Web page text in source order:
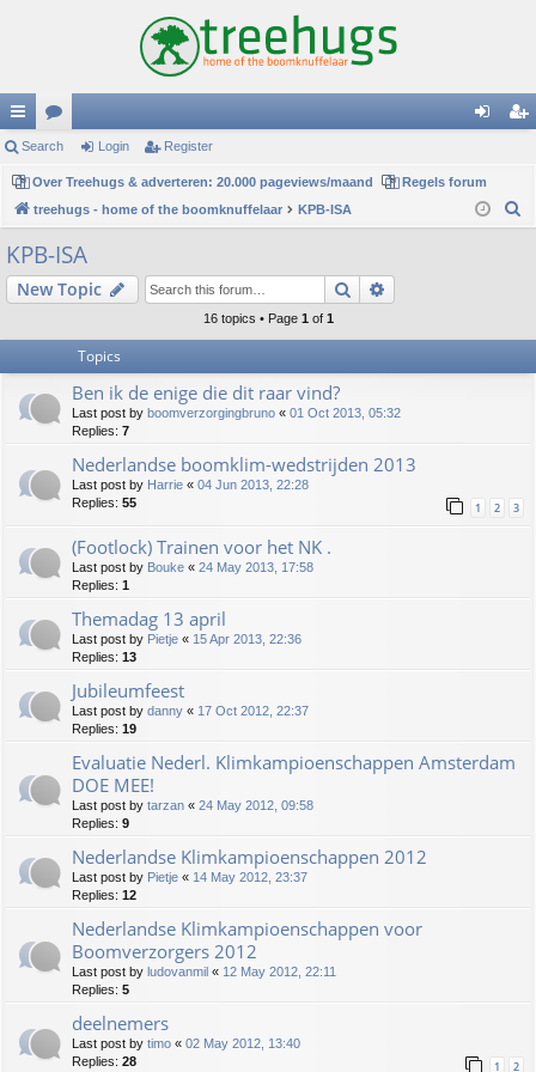
ui
ck
lin
ks
or
u
m
s
in
er
Search Login Register
Over Treehugs & adverteren: 20.000 pageviews/maand
Regels forum
treehugs - home of the boomknuffelaar
KPB-ISA
h
KPB-ISA
New Topic Search
16 topics • Page 1 of 1
Topics
Ben ik de enige die dit raar vind?
Last post by boomverzorgingbruno « 01 Oct 2013, 05:32
Replies: 7
Nederlandse boomklim-wedstrijden 2013
Last post by Harrie « 04 Jun 2013, 22:28
Replies: 55 1 2 3
(Footlock) Trainen voor het NK .
Last post by Bouke « 24 May 2013, 17:58
Replies: 1
Themadag 13 april
Last post by Pietje « 15 Apr 2013, 22:36
Replies: 13
Jubileumfeest
Last post by danny « 17 Oct 2012, 22:37
Replies: 19
Evaluatie Nederl. Klimkampioenschappen Amsterdam
DOE MEE!
Last post by tarzan « 24 May 2012, 09:58
Replies: 9
Nederlandse Klimkampioenschappen 2012
Last post by Pietje « 14 May 2012, 23:37
Replies: 12
Nederlandse Klimkampioenschappen voor
Boomverzorgers 2012
Last post by ludovanmil « 12 May 2012, 22:11
Replies: 5
deelnemers
Last post by timo « 02 May 2012, 13:40
Replies: 28 1 2